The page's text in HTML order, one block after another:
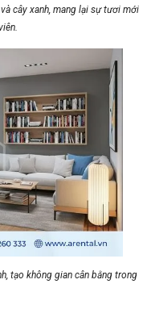
cây xanh, mang lại sự tươi mới
tạo không gian cân bằng trong